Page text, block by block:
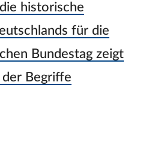
historische
für die
Bundestag zeigt
Begriffe